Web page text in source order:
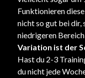
Funktionieren
nicht so gut bei dir,
niedrigeren
Variation ist der
Hast du 2-3
du nicht jede